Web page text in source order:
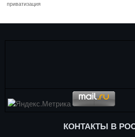
приватизация
КОНТАКТЫ В